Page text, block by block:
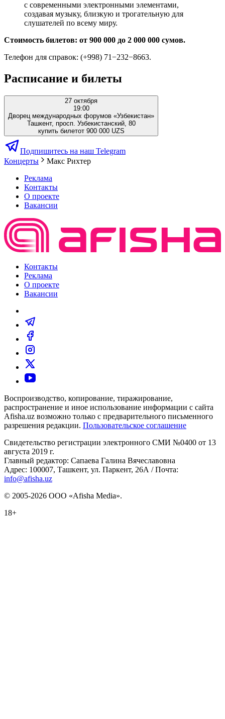
с современными электронными элементами,
создавая музыку, близкую и трогательную для
слушателей по всему миру.
Стоимость билетов: от 900 000 до 2 000 000 сумов.
Телефон для справок: (+998) 71−232−8663.
Расписание и билеты
27 октября
19:00
Дворец международных форумов «Узбекистан»
Ташкент, просп. Узбекистанский, 80
купить билетот 900 000 UZS
Подпишитесь на наш Telegram
Концерты
Макс Рихтер
Реклама
Контакты
О проекте
Вакансии
Контакты
Реклама
О проекте
Вакансии
Воспроизводство, копирование, тиражирование,
распространение и иное использование информации с сайта
Afisha.uz возможно только с предварительного письменного
разрешения редакции. Пользовательское соглашение
Свидетельство регистрации электронного СМИ №0400 от 13
августа 2019 г.
Главный редактор: Сапаева Галина Вячеславовна
Адрес: 100007, Ташкент, ул. Паркент, 26А / Почта:
info@afisha.uz
© 2005-2026 ООО «Afisha Media».
18+